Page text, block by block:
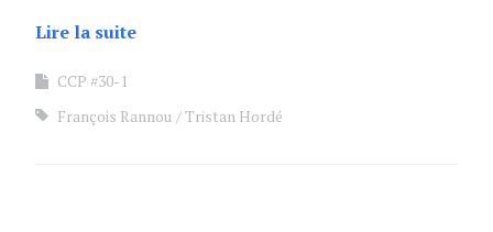
Lire la suite
CCP #30-1
François Rannou
Tristan Hordé